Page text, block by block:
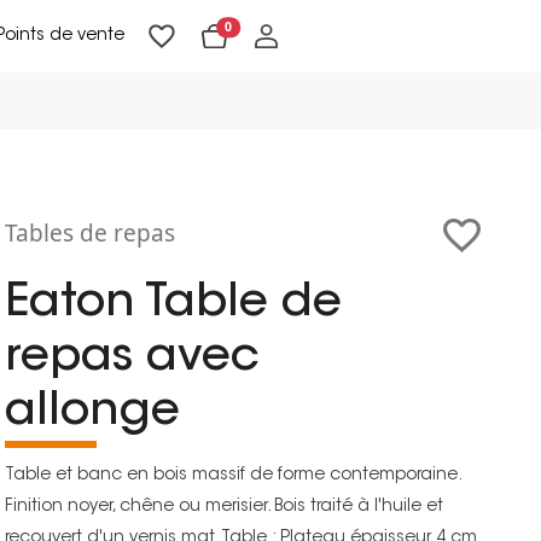
de vente 0
Tables de repas
Eaton Table de
repas avec
allonge
Table et banc en bois massif de forme contemporaine.
Finition noyer, chêne ou merisier. Bois traité à l'huile et